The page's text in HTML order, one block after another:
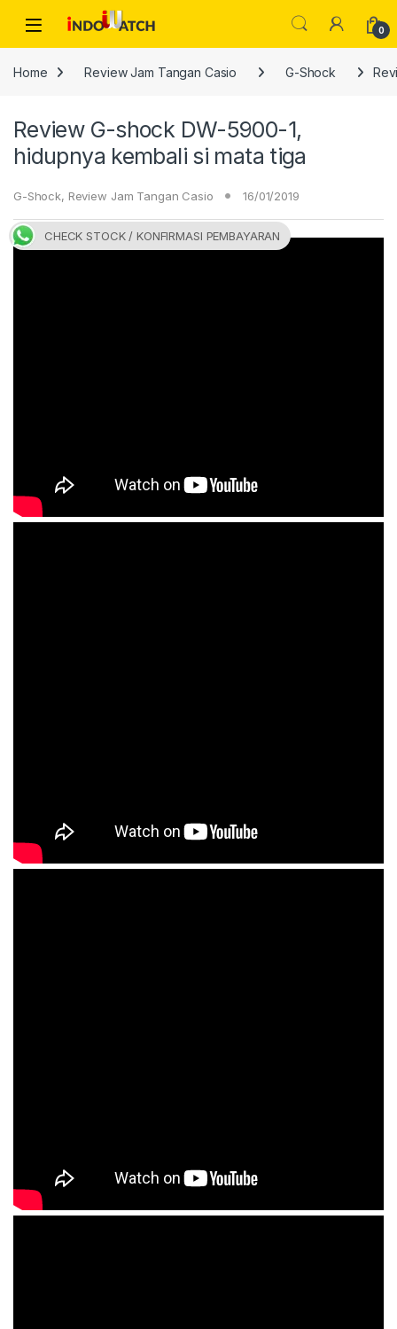
Open 0
Home Review Jam Tangan Casio G-Shock
Review G-shock DW-5900-1,
hidupnya kembali si mata tiga
G-Shock, Review Jam Tangan Casio 16/01/2019
CHECK STOCK / KONFIRMASI PEMBAYARAN